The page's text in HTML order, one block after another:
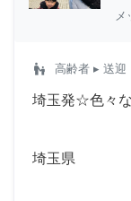
メ
escalator_warning 高齢者 ▸ 送迎
埼玉発☆色々
埼玉県